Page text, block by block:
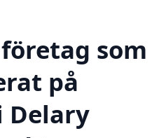
som
på
Delary